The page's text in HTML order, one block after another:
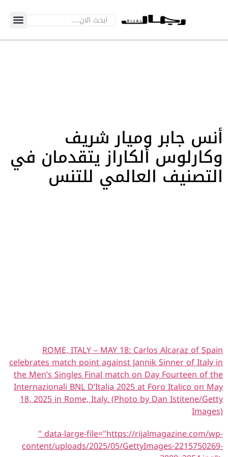
أنس جابر وميار شريف
وكارلوس ألكاراز يتقدمان في
التصنيف العالمي للتنس
ROME, ITALY – MAY 18: Carlos Alcaraz of Spain
celebrates match point against Jannik Sinner of Italy in
the Men’s Singles Final match on Day Fourteen of the
Internazionali BNL D’Italia 2025 at Foro Italico on May
18, 2025 in Rome, Italy. (Photo by Dan Istitene/Getty
Images)
" data-large-file="https://rijalmagazine.com/wp-
content/uploads/2025/05/GettyImages-2215750269-